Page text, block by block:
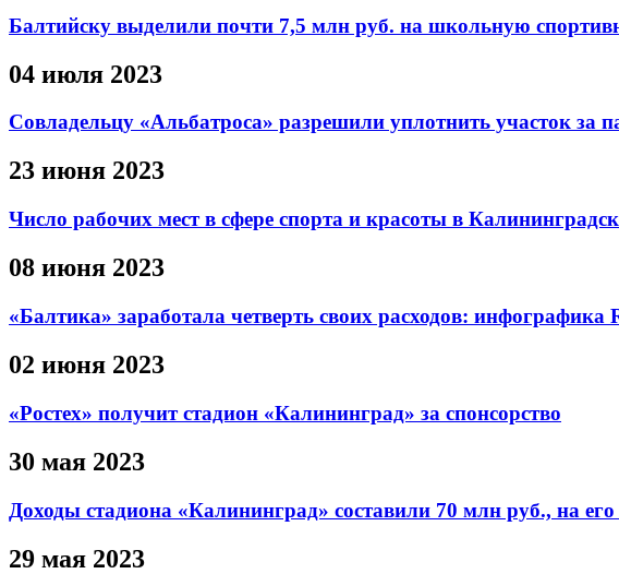
Балтийску выделили почти 7,5 млн руб. на школьную
04 июля 2023
Совладельцу «Альбатроса» разрешили уплотнить участок за
23 июня 2023
Число рабочих мест в сфере спорта и красоты в
08 июня 2023
«Балтика» заработала четверть своих расходов: инфографика
02 июня 2023
«Ростех» получит стадион «Калининград» за спонсорство
30 мая 2023
Доходы стадиона «Калининград» составили 70 млн руб., на
29 мая 2023